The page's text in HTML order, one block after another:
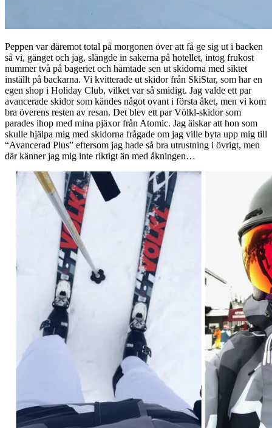
Peppen var däremot total på morgonen över att få ge sig ut i backen
så vi, gänget och jag, slängde in sakerna på hotellet, intog frukost
nummer två på bageriet och hämtade sen ut skidorna med siktet
inställt på backarna. Vi kvitterade ut skidor från SkiStar, som har en
egen shop i Holiday Club, vilket var så smidigt. Jag valde ett par
avancerade skidor som kändes något ovant i första åket, men vi kom
bra överens resten av resan. Det blev ett par Völkl-skidor som
parades ihop med mina pjäxor från Atomic. Jag älskar att hon som
skulle hjälpa mig med skidorna frågade om jag ville byta upp mig till
“Avancerad Plus” eftersom jag hade så bra utrustning i övrigt, men
där känner jag mig inte riktigt än med åkningen…